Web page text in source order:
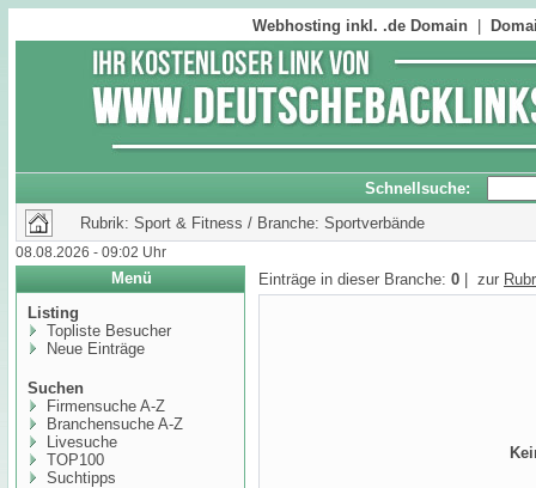
Webhosting inkl. .de Domain
Schnellsuche:
Rubrik: Sport & Fitness / Branche: Sportverbände
08.08.2026 - 09:02 Uhr
Menü
Listing
Topliste Besucher
Neue Einträge
Suchen
Firmensuche A-Z
Branchensuche A-Z
Livesuche
TOP100
Suchtipps
Einträge in dieser Branche: 0 | zur